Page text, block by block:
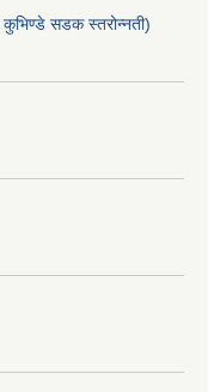
सडक स्तरोन्नती)